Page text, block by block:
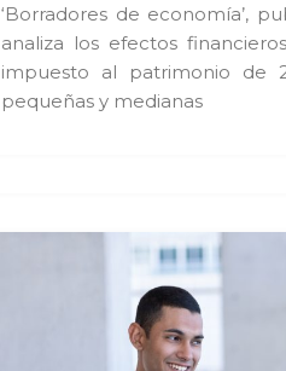
‘Borradores de economía’,
analiza los efectos
impuesto al patrimonio de
pequeñas y medianas